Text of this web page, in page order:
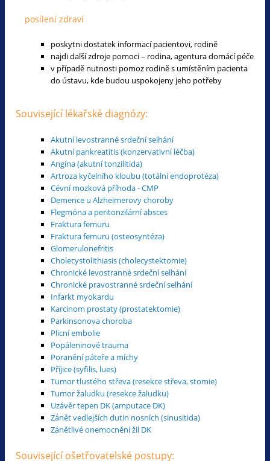
posílení zdraví
poskytni dostatek informací pacientovi, rodině
najdi další zdroje pomoci – rodina, agentura domácí péče
v případě nutnosti pomoz rodině s umístěním pacienta
do ústavu, kde budou uspokojeny jeho potřeby
Související lékařské diagnózy:
Akutní levostranné srdeční selhání
Akutní pankreatitis (konzervativní léčba)
Angína (akutní tonzilitida)
Artroza kyčelního kloubu (totální endoprotéza)
Cévní mozková příhoda - CMP
Demence u Alzheimerovy choroby
Flegmóna a peritonzilární absces
Fraktura femuru
Fraktura femuru (osteosyntéza)
Glomerulonefritis
Cholecystolithiasis (cholecystektomie)
Chronické levostranné srdeční selhání
Chronické pravostranné srdeční selhání
Infarkt myokardu
Karcinom prostaty (prostatektomie)
Parkinsonova choroba
Plicní embolie
Popáleninové trauma
Poranění páteře a míchy
Příjice (syfilis, lues)
Tumor tlustého střeva (resekce střeva, stomie)
Tumor žaludku (resekce žaludku)
Uzávěr tepen DK (amputace DK)
Zánět vedlejších dutin nosních (sinusitida)
Zánětlivé onemocnění žil DK
Související ošetřovatelské postupy: